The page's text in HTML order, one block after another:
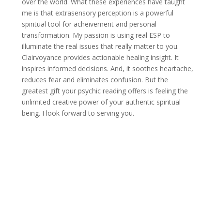
me is that extrasensory perception is a powerful
spiritual tool for acheivement and personal
transformation. My passion is using real ESP to
illuminate the real issues that really matter to you.
Clairvoyance provides actionable healing insight. It
inspires informed decisions. And, it soothes heartache,
reduces fear and eliminates confusion. But the
greatest gift your psychic reading offers is feeling the
unlimited creative power of your authentic spiritual
being. I look forward to serving you.